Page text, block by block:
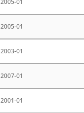
2005-01
2003-01
2007-01
2001-01